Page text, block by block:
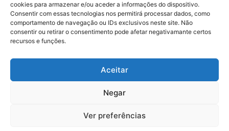
cookies para armazenar e/ou aceder a informações do dispositivo.
Consentir com essas tecnologias nos permitirá processar dados, como
comportamento de navegação ou IDs exclusivos neste site. Não
consentir ou retirar o consentimento pode afetar negativamante certos
recursos e funções.
Aceitar
Negar
Ver preferências
Categorias
Endodontia
Higiene Oral
Entregas em 24h
de produtos em stock
nacional)
Licença INFARMED Nº 220/DM2016Resolução de conflitos de Consumo